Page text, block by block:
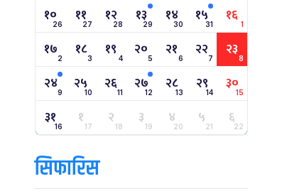
१०26 ११27 १२28 १३29 १४30 १५31 १६ 1
१७2 १८3 १९ 4 २०5 २१6 २२7 २३8
२४9 २५10 २६11 २७12 २८13 २९14 ३०15
३१16 १17 २18 ३19 ४20 ५21 ६22
सिफारिस